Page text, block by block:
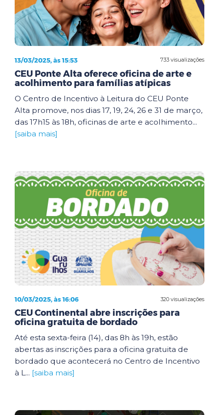
733 visualizações
13/03/2025, às 15:53
CEU Ponte Alta oferece oficina de arte e
acolhimento para famílias atípicas
O Centro de Incentivo à Leitura do CEU Ponte
Alta promove, nos dias 17, 19, 24, 26 e 31 de março,
das 17h15 às 18h, oficinas de arte e acolhimento...
[saiba mais]
320 visualizações
10/03/2025, às 16:06
CEU Continental abre inscrições para
oficina gratuita de bordado
Até esta sexta-feira (14), das 8h às 19h, estão
abertas as inscrições para a oficina gratuita de
bordado que acontecerá no Centro de Incentivo
à L... [saiba mais]